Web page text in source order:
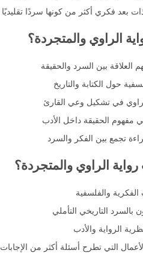
بعد فكري أكثر من كونها سردًا تقليديًا
الراوي والمتجردة؟
العلاقة بين السرد والحقيقة
حول الكتابة والتاريخ
في تشكيل وعي القارئ
مفهوم الحقيقة داخل الأدب
تجمع بين الفكر والسرد
الراوي والمتجردة؟
الفكرية والفلسفية
بالسرد التاريخي التأملي
الرواية والأدب
التي تطرح أسئلة أكثر من الإجابات